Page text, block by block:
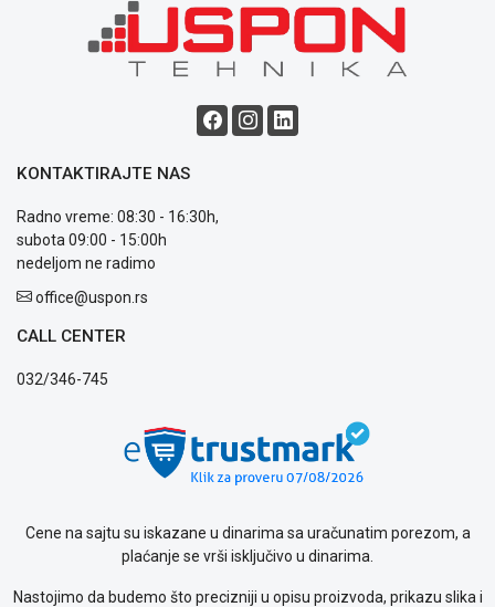
Saobraznost
reklamacije
privatnosti
o
kolačićima
Provera
garancije
OUTLET
Kontakt
KREDIT
KONTAKTIRAJTE NAS
Radno vreme: 08:30 - 16:30h,
subota 09:00 - 15:00h
nedeljom ne radimo
office@uspon.rs
CALL CENTER
032/346-745
Cene na sajtu su iskazane u dinarima sa uračunatim porezom, a
plaćanje se vrši isključivo u dinarima.
Nastojimo da budemo što precizniji u opisu proizvoda, prikazu slika i